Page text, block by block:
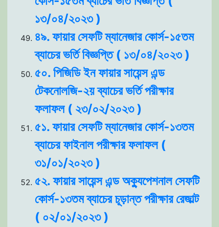
১৩/০৪/২০২৩ )
৪৯. ফায়ার সেফটি ম্যানেজার কোর্স-১৫তম
ব্যাচের ভর্তি বিজ্ঞপ্তি ( ১৩/০৪/২০২৩ )
৫০. পিজিডি ইন ফায়ার সায়েন্স এন্ড
টেকনোলজি-২য় ব্যাচের ভর্তি পরীক্ষার
ফলাফল ( ২৩/০২/২০২৩ )
৫১. ফায়ার সেফটি ম্যানেজার কোর্স-১৩তম
ব্যাচের ফাইনাল পরীক্ষার ফলাফল (
৩১/০১/২০২৩ )
৫২. ফায়ার সায়েন্স এন্ড অক্যুপেশনাল সেফটি
কোর্স-১৩তম ব্যাচের চূড়ান্ত পরীক্ষার রেজাল্ট
( ০২/০১/২০২৩ )